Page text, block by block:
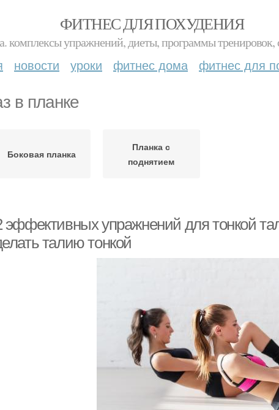
ФИТНЕС ДЛЯ ПОХУДЕНИЯ
комплексы упражнений, диеты, программы тренировок,
новости уроки фитнес дома фитнес для
в планке
Боковая планка
Планка с
поднятием
эффективных упражнений для тонкой
талию тонкой